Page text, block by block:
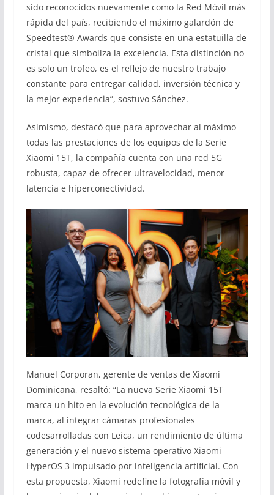
sido reconocidos nuevamente como la Red Móvil más
rápida del país, recibiendo el máximo galardón de
Speedtest® Awards que consiste en una estatuilla de
cristal que simboliza la excelencia. Esta distinción no
es solo un trofeo, es el reflejo de nuestro trabajo
constante para entregar calidad, inversión técnica y
la mejor experiencia”, sostuvo Sánchez.
Asimismo, destacó que para aprovechar al máximo
todas las prestaciones de los equipos de la Serie
Xiaomi 15T, la compañía cuenta con una red 5G
robusta, capaz de ofrecer ultravelocidad, menor
latencia e hiperconectividad.
Manuel Corporan, gerente de ventas de Xiaomi
Dominicana, resaltó: “La nueva Serie Xiaomi 15T
marca un hito en la evolución tecnológica de la
marca, al integrar cámaras profesionales
codesarrolladas con Leica, un rendimiento de última
generación y el nuevo sistema operativo Xiaomi
HyperOS 3 impulsado por inteligencia artificial. Con
esta propuesta, Xiaomi redefine la fotografía móvil y